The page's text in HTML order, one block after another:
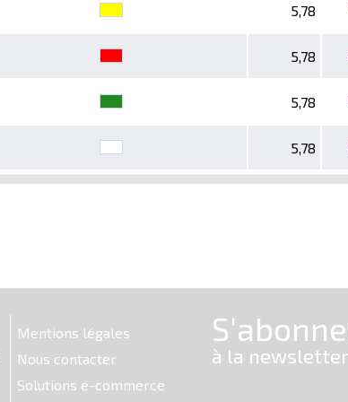
5,78
5,78
5,78
5,78
Mentions légales
Nous contacter
Solutions e-commerce